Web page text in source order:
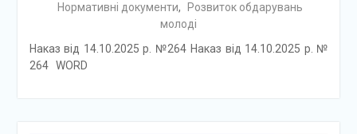
Нормативні документи,
Розвиток обдарувань
молоді
Наказ від 14.10.2025 р. №264 Наказ від 14.10.2025 р. №
264 WORD